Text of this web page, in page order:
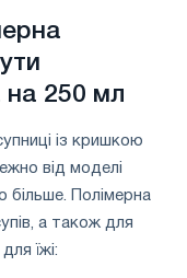
на 250 мл
із кришкою
від моделі
більше. Полімерна
а також для
їжі: